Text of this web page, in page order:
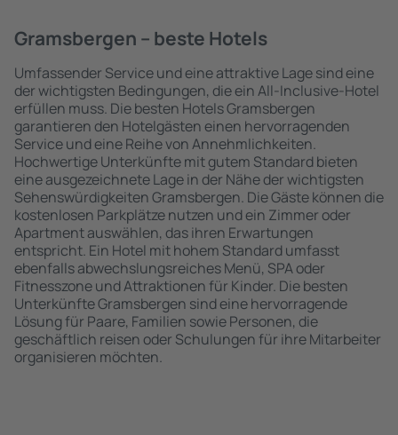
Gramsbergen – beste Hotels
Umfassender Service und eine attraktive Lage sind eine
der wichtigsten Bedingungen, die ein All-Inclusive-Hotel
erfüllen muss. Die besten Hotels Gramsbergen
garantieren den Hotelgästen einen hervorragenden
Service und eine Reihe von Annehmlichkeiten.
Hochwertige Unterkünfte mit gutem Standard bieten
eine ausgezeichnete Lage in der Nähe der wichtigsten
Sehenswürdigkeiten Gramsbergen. Die Gäste können die
kostenlosen Parkplätze nutzen und ein Zimmer oder
Apartment auswählen, das ihren Erwartungen
entspricht. Ein Hotel mit hohem Standard umfasst
ebenfalls abwechslungsreiches Menü, SPA oder
Fitnesszone und Attraktionen für Kinder. Die besten
Unterkünfte Gramsbergen sind eine hervorragende
Lösung für Paare, Familien sowie Personen, die
geschäftlich reisen oder Schulungen für ihre Mitarbeiter
organisieren möchten.